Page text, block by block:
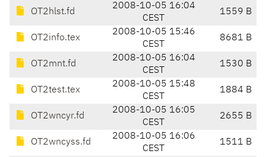
OT2hlst.fd
2008-10-05 16:04
CEST
1559 B
OT2info.tex
2008-10-05 15:46
CEST
8681 B
OT2mnt.fd
2008-10-05 16:04
CEST
1530 B
OT2test.tex
2008-10-05 15:48
CEST
1884 B
OT2wncyr.fd
2008-10-05 16:05
CEST
2655 B
OT2wncyss.fd
2008-10-05 16:06
CEST
1511 B